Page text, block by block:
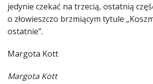
jedynie czekać na trzecią, ostatnią
o złowieszczo brzmiącym tytule
ostatnie”.
Margota Kott
Margota Kott